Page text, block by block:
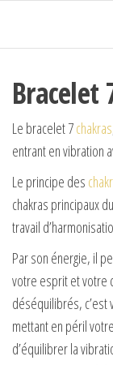
Bracelet
Le bracelet 7chakras
entrant en vibration
Le principe des
chakras principaux
travail
Par son énergie, il
votre esprit et votre
déséquilibrés,
mettant en péril
d’équilibrer la